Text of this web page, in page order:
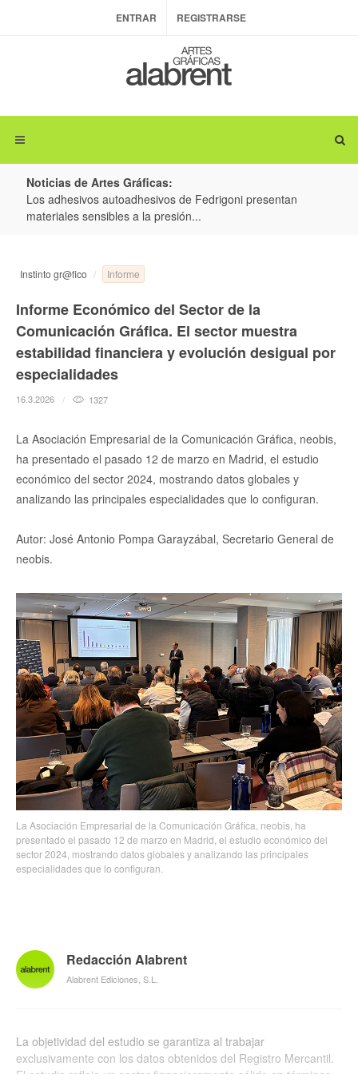
ENTRAR REGISTRARSE
Noticias de Artes Gráficas:
Los adhesivos autoadhesivos de Fedrigoni presentan
materiales sensibles a la presión...
Instinto gr@fico Informe
Informe Económico del Sector de la
Comunicación Gráfica. El sector muestra
estabilidad financiera y evolución desigual por
especialidades
16.3.2026 1327
La Asociación Empresarial de la Comunicación Gráfica, neobis,
ha presentado el pasado 12 de marzo en Madrid, el estudio
económico del sector 2024, mostrando datos globales y
analizando las principales especialidades que lo configuran.
Autor: José Antonio Pompa Garayzábal, Secretario General de
neobis.
La Asociación Empresarial de la Comunicación Gráfica, neobis, ha
presentado el pasado 12 de marzo en Madrid, el estudio económico del
sector 2024, mostrando datos globales y analizando las principales
especialidades que lo configuran.
Redacción Alabrent
Alabrent Ediciones, S.L.
La objetividad del estudio se garantiza al trabajar
exclusivamente con los datos obtenidos del Registro Mercantil.